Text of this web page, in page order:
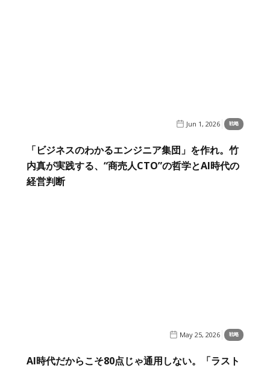
Jun 1, 2026 戦略
「ビジネスのわかるエンジニア集団」を作れ。竹
内真が実践する、“商売人CTO”の哲学とAI時代の
経営判断
May 25, 2026 戦略
AI時代だからこそ80点じゃ通用しない。「ラスト